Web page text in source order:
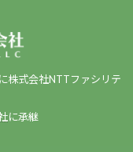
株式会社NTTファシリテ
に承継